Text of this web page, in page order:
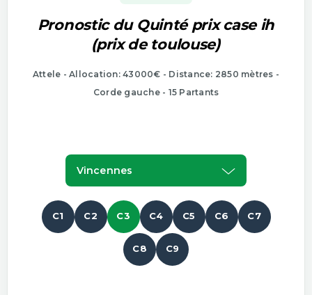
Pronostic du Quinté prix case ih
(prix de toulouse)
Attele - Allocation: 43000€ - Distance: 2850 mètres -
Corde gauche - 15 Partants
Vincennes
C1 C2 C3 C4 C5 C6 C7
C8 C9